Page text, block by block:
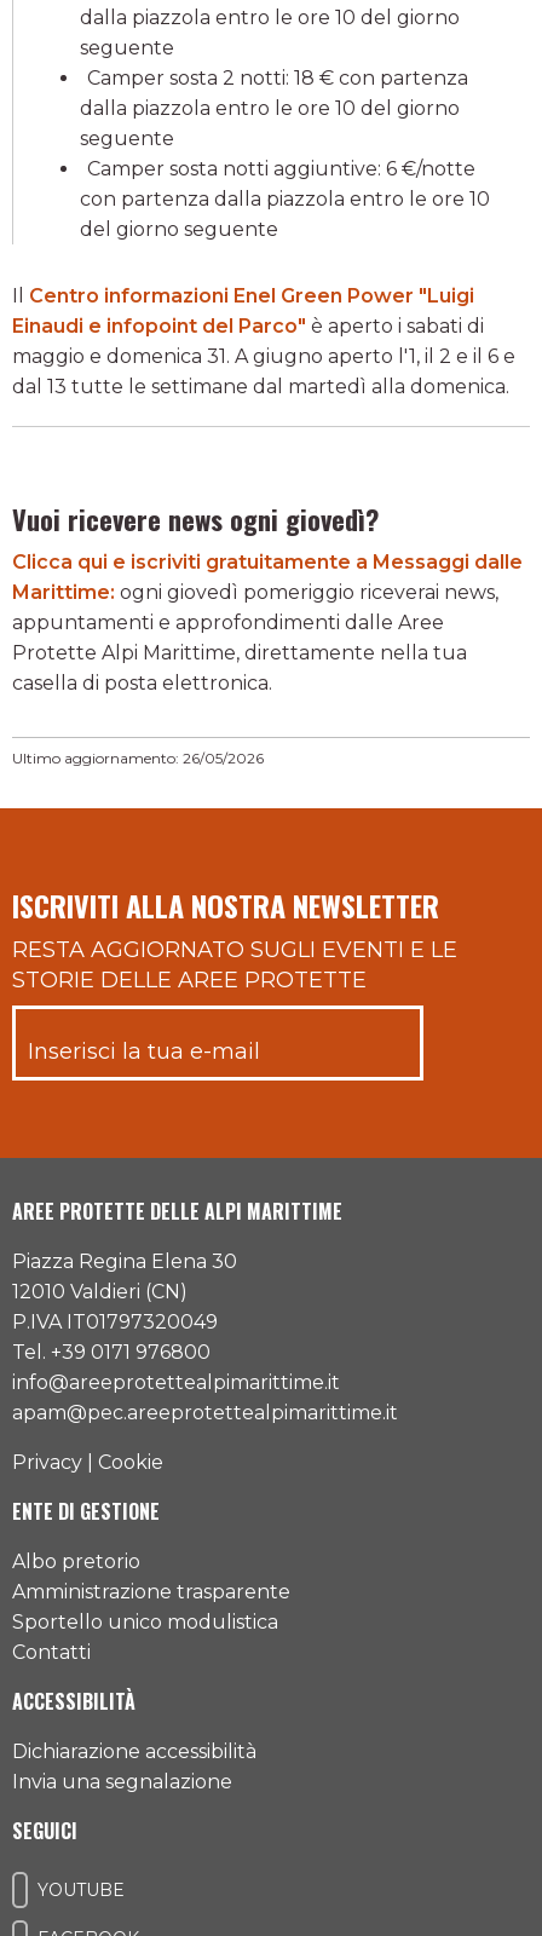
dalla piazzola entro le ore 10 del giorno
seguente
Camper sosta 2 notti: 18 € con partenza
dalla piazzola entro le ore 10 del giorno
seguente
Camper sosta notti aggiuntive: 6 €/notte
con partenza dalla piazzola entro le ore 10
del giorno seguente
Il Centro informazioni Enel Green Power "Luigi
Einaudi e infopoint del Parco" è aperto i sabati di
maggio e domenica 31. A giugno aperto l'1, il 2 e il 6 e
dal 13 tutte le settimane dal martedì alla domenica.
Vuoi ricevere news ogni giovedì?
Clicca qui e iscriviti gratuitamente a Messaggi dalle
Marittime: ogni giovedì pomeriggio riceverai news,
appuntamenti e approfondimenti dalle Aree
Protette Alpi Marittime, direttamente nella tua
casella di posta elettronica.
Ultimo aggiornamento: 26/05/2026
ISCRIVITI ALLA NOSTRA NEWSLETTER
RESTA AGGIORNATO SUGLI EVENTI E LE
STORIE DELLE AREE PROTETTE
AREE PROTETTE DELLE ALPI MARITTIME
Piazza Regina Elena 30
12010 Valdieri (CN)
P.IVA IT01797320049
Tel. +39 0171 976800
info@areeprotettealpimarittime.it
apam@pec.areeprotettealpimarittime.it
Privacy Cookie
ENTE DI GESTIONE
Albo pretorio
Amministrazione trasparente
Sportello unico modulistica
Contatti
ACCESSIBILITÀ
Dichiarazione accessibilità
Invia una segnalazione
SEGUICI
YOUTUBE